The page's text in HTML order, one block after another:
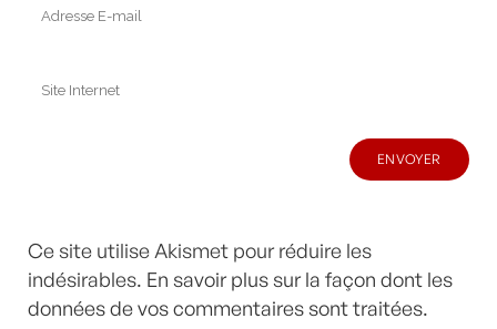
Ce site utilise Akismet pour réduire les
indésirables. En savoir plus sur la façon dont les
données de vos commentaires sont traitées.